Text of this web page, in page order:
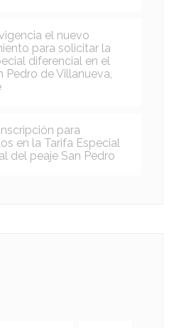
el nuevo
para solicitar la
diferencial en el
Pedro de Villanueva,
para
en la Tarifa Especial
del peaje San Pedro